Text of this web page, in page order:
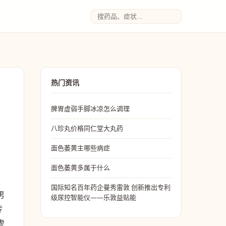
热门资讯
脾胃虚弱手脚冰凉怎么调理
八珍丸价格同仁堂大丸药
面色萎黄主哪些病症
面色萎黄多属于什么
国际知名百年药企曼秀雷敦 创新推出专利
级尿控智能仪——乐敦益贴能